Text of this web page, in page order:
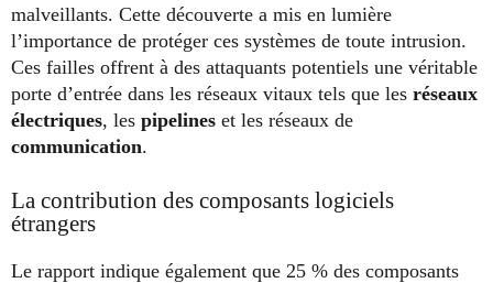
malveillants. Cette découverte a mis en lumière
l’importance de protéger ces systèmes de toute intrusion.
Ces failles offrent à des attaquants potentiels une véritable
porte d’entrée dans les réseaux vitaux tels que les réseaux
électriques, les pipelines et les réseaux de
communication.
La contribution des composants logiciels
étrangers
Le rapport indique également que 25 % des composants